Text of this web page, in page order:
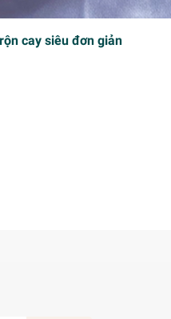
cay siêu đơn giản